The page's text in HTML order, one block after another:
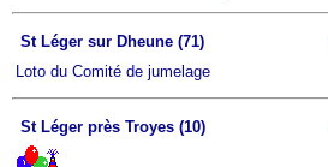
St Léger sur Dheune (71)
Loto du Comité de jumelage
St Léger près Troyes (10)